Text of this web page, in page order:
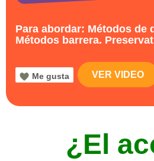
Para abordar: Métodos de
Métodos barrera.
Me gusta VER VIDEO
¿El